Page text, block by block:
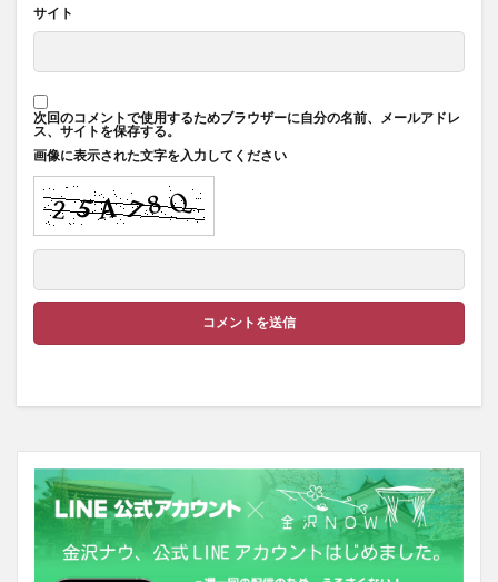
サイト
次回のコメントで使用するためブラウザーに自分の名前、メールアドレ
ス、サイトを保存する。
画像に表示された文字を入力してください